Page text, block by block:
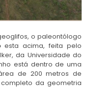
o paleontólogo
esta acima, feita pelo
da Universidade do
está dentro de uma
de 200 metros de
da geometria